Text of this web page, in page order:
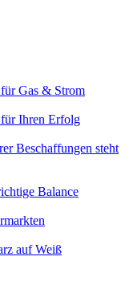
Gas & Strom
Ih­ren Er­folg
Be­schaf­fun­gen steht
Ba­lan­ce
auf Weiß